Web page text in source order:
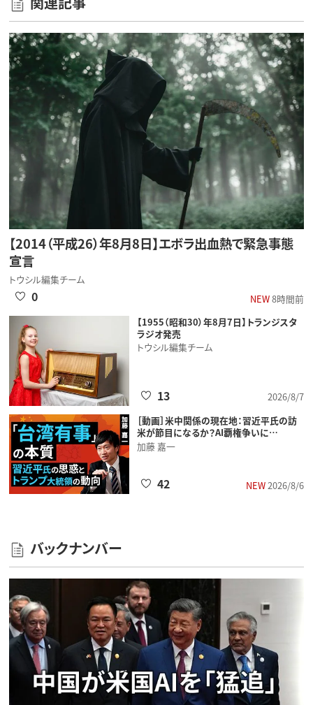
【2014（平成26）年8月8日】エボラ出血熱で緊急事態
宣言
トウシル編集チーム
NEW8時間前
0
【1955（昭和30）年8月7日】トランジスタ
ラジオ発売
トウシル編集チーム
2026/8/7
13
［動画］米中関係の現在地：習近平氏の訪
米が節目になるか？AI覇権争いに…
加藤 嘉一
NEW2026/8/6
42
バックナンバー